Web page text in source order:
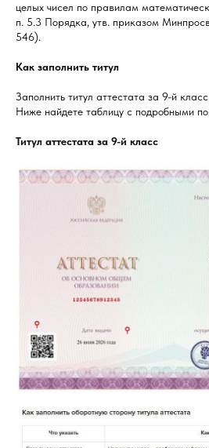
целых чисел по правилам
п. 5.3 Порядка, утв. приказом
546).
Как заполнить титул
Заполнить титул аттестата за 9-й
Ниже найдете таблицу с подробными
Титул аттестата за 9-й класс